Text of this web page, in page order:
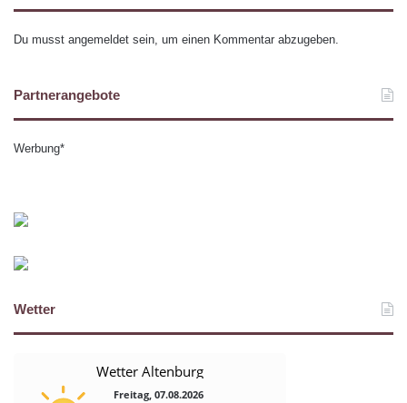
Du musst angemeldet sein, um einen Kommentar abzugeben.
Partnerangebote
Werbung*
Wetter
Wetter Altenburg
Freitag, 07.08.2026